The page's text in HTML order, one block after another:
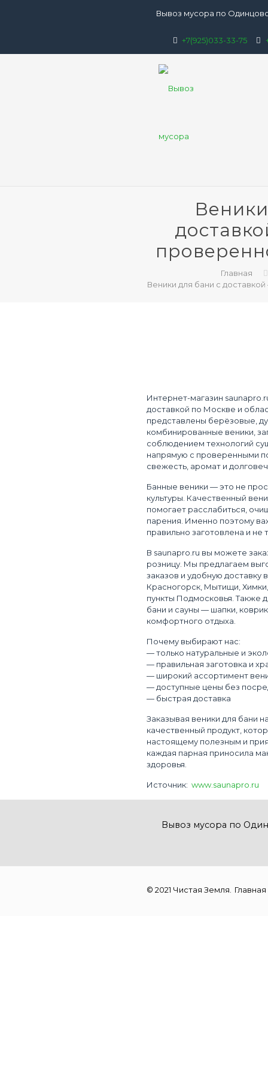
Вывоз мусора по
+7(925)033-33-75
Главная
Веники для бани с
Интернет-магазин
доставкой по Москве и
представлены берёзовые,
комбинированные веники,
соблюдением технологий
напрямую с проверенными
свежесть, аромат и
Банные веники — это не
культуры. Качественный
помогает расслабиться,
парения. Именно поэтому
правильно заготовлена и не
В saunapro.ru вы можете
розницу. Мы предлагаем
заказов и удобную доставку
Красногорск, Мытищи,
пункты Подмосковья. Также
бани и сауны — шапки,
комфортного отдыха.
Почему выбирают нас:
— только натуральные и
— правильная заготовка и
— широкий ассортимент
— доступные цены без
— быстрая доставка
Заказывая веники для бани
качественный продукт,
настоящему полезным и
каждая парная приносила
здоровья.
Источник: www.saunapro.ru
Вывоз мусора по
© 2021 Чистая Земля. Главная